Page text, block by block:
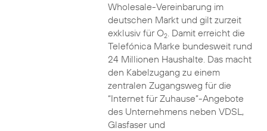
Wholesale-Vereinbarung im
deutschen Markt und gilt zurzeit
exklusiv für O2. Damit erreicht die
Telefónica Marke bundesweit rund
24 Millionen Haushalte. Das macht
den Kabelzugang zu einem
zentralen Zugangsweg für die
“Internet für Zuhause”-Angebote
des Unternehmens neben VDSL,
Glasfaser und